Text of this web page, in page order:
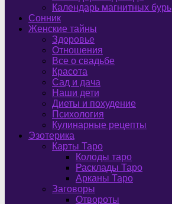
Календарь магнитных бурь
Сонник
Женские тайны
Здоровье
Отношения
Все о свадьбе
Красота
Сад и дача
Наши дети
Диеты и похудение
Психология
Кулинарные рецепты
Эзотерика
Карты Таро
Колоды таро
Расклады Таро
Арканы Таро
Заговоры
Отвороты